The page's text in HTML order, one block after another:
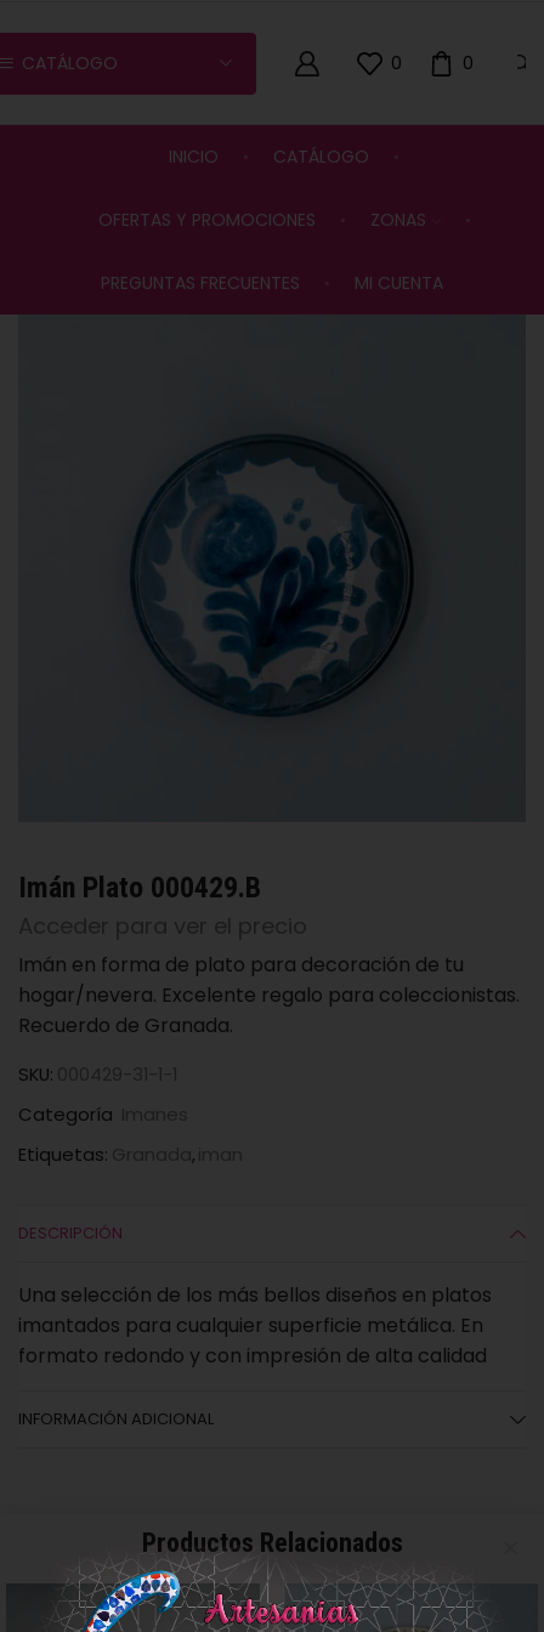
CATÁLOGO 0 0
INICIO CATÁLOGO
OFERTAS Y PROMOCIONES ZONAS
PREGUNTAS FRECUENTES MI CUENTA
Imán Plato 000429.B
Acceder para ver el precio
Imán en forma de plato para decoración de tu
hogar/nevera. Excelente regalo para coleccionistas.
Recuerdo de Granada.
SKU: 000429-31-1-1
Categoría Imanes
Etiquetas: Granada,iman
DESCRIPCIÓN
Una selección de los más bellos diseños en platos
imantados para cualquier superficie metálica. En
formato redondo y con impresión de alta calidad
INFORMACIÓN ADICIONAL
Productos Relacionados